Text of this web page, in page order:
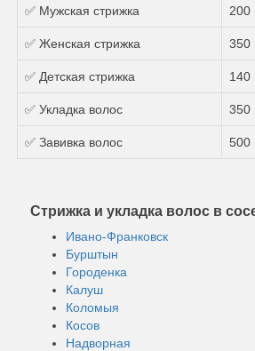
✅ Мужская стрижка 200
✅ Женская стрижка 350
✅ Детская стрижка 140
✅ Укладка волос 350
✅ Завивка волос 500
Стрижка и укладка волос в
Ивано-Франковск
Бурштын
Городенка
Калуш
Коломыя
Косов
Надворная